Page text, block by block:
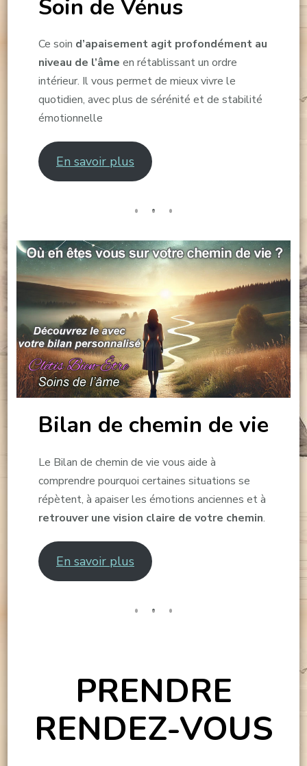
Soin de Vénus
Ce soin d’apaisement agit profondément au
niveau de l’âme en rétablissant un ordre
intérieur. Il vous permet de mieux vivre le
quotidien, avec plus de sérénité et de stabilité
émotionnelle
En savoir plus
Bilan de chemin de vie
Le Bilan de chemin de vie vous aide à
comprendre pourquoi certaines situations se
répètent, à apaiser les émotions anciennes et à
retrouver une vision claire de votre chemin.
En savoir plus
PRENDRE
RENDEZ-VOUS